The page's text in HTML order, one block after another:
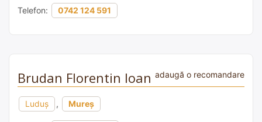
Telefon: 0742 124 591
Brudan Florentin Ioan adaugă o recomandare
Luduş , Mureș